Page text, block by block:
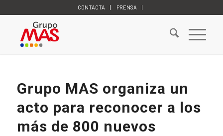
CONTACTA PRENSA
Grupo MAS organiza un
acto para reconocer a los
más de 800 nuevos